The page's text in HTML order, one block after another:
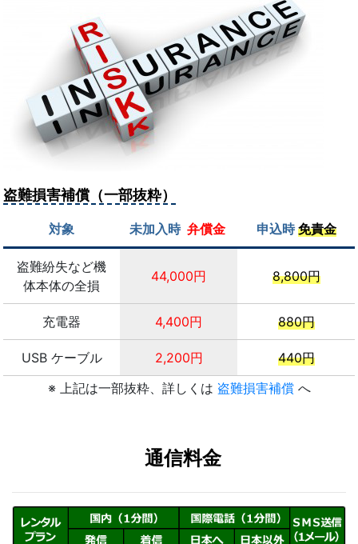
盗難損害補償（一部抜粋）
対象 未加入時 弁償金 申込時免責金
盗難紛失など機
体本体の全損
44,000円 8,800円
充電器 4,400円 880円
USB ケーブル 2,200円
440円
※ 上記は一部抜粋、詳しくは 盗難損害補償へ
通信料金